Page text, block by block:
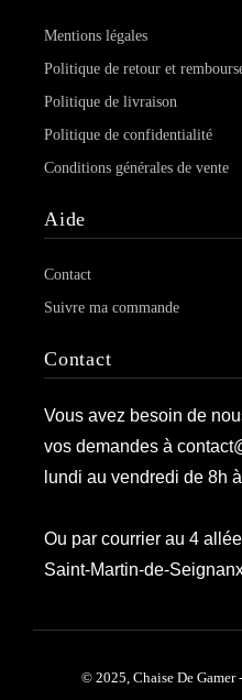
Mentions légales
Politique de retour et
Politique de livraison
Politique de confidentialité
Conditions générales de vente
Aide
Contact
Suivre ma commande
Contact
Vous avez besoin de
vos demandes à
lundi au vendredi de 8h
Ou par courrier au 4
Saint-Martin-de-
© 2025, Chaise De Gamer